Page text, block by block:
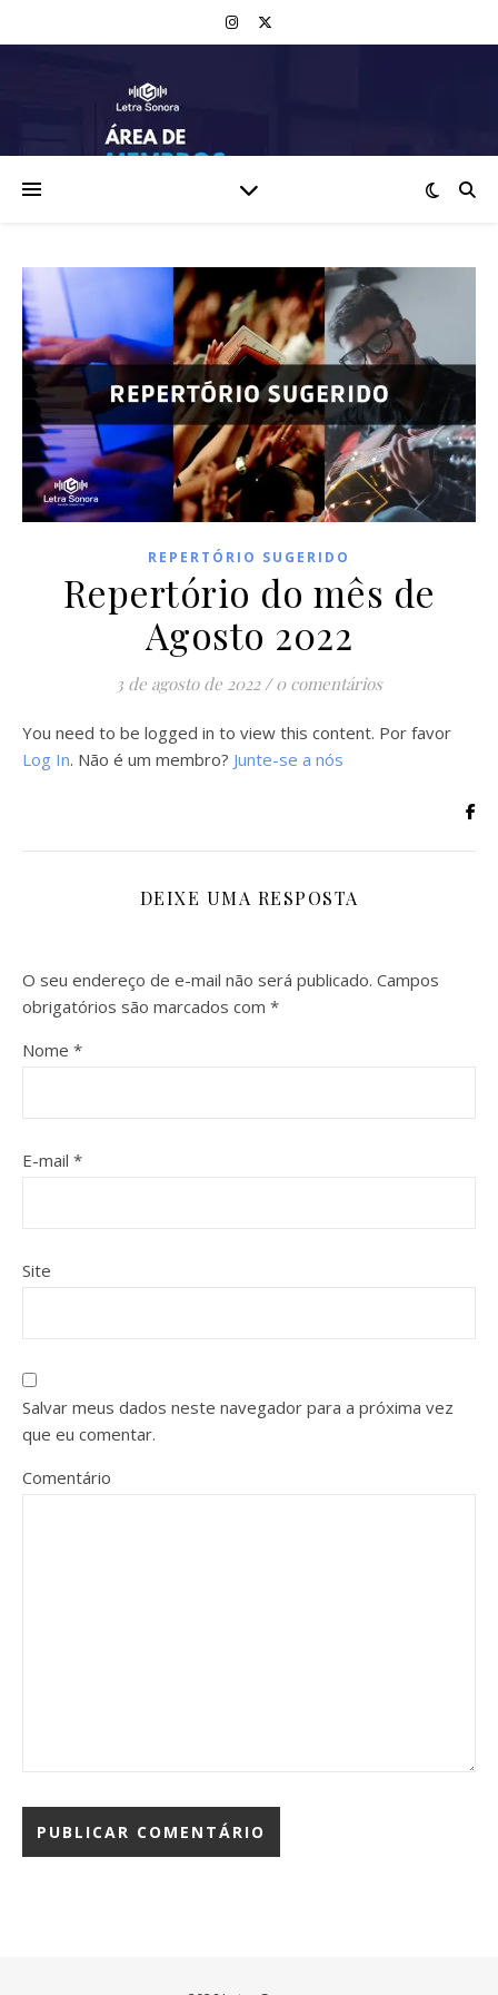
REPERTÓRIO SUGERIDO
Repertório do mês de
Agosto 2022
3 de agosto de 2022 / 0 comentários
You need to be logged in to view this content. Por favor
Log In. Não é um membro? Junte-se a nós
DEIXE UMA RESPOSTA
O seu endereço de e-mail não será publicado. Campos
obrigatórios são marcados com *
Nome *
E-mail *
Site
Salvar meus dados neste navegador para a próxima vez
que eu comentar.
Comentário